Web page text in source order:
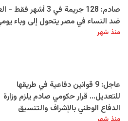
صادم: 128 جريمة في 3 أشهر
ضد النساء في مصر يتحول إلى وباء
منذ شهر
عاجل: 9 قوانين دفاعية في طريقها
للتعديل… قرار حكومي صادم يلزم وزارة
الدفاع الوطني بالإشراف والتنسيق